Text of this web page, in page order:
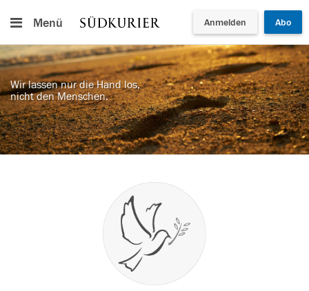
Menü Anmelden Abo
Wir lassen nur die Hand los,
nicht den Menschen.